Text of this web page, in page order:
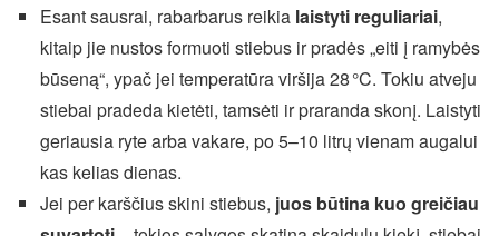
Esant sausrai, rabarbarus reikia laistyti reguliariai,
kitaip jie nustos formuoti stiebus ir pradės „eiti į ramybės
būseną“, ypač jei temperatūra viršija 28 °C. Tokiu atveju
stiebai pradeda kietėti, tamsėti ir praranda skonį. Laistyti
geriausia ryte arba vakare, po 5–10 litrų vienam augalui
kas kelias dienas.
Jei per karščius skini stiebus, juos būtina kuo greičiau